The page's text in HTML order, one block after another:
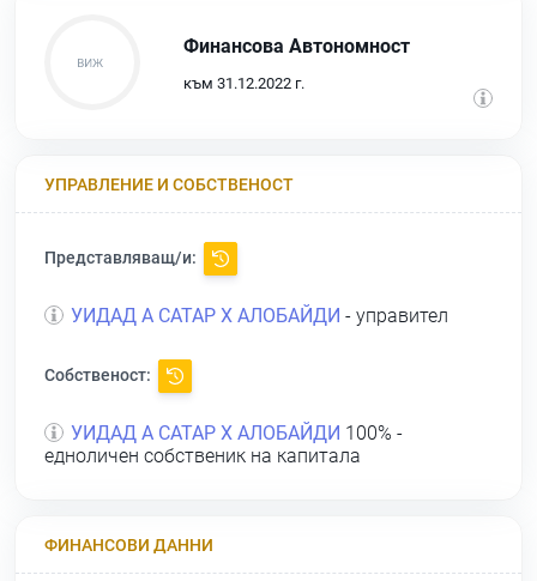
Финансова Автономност
към 31.12.2022 г.
УПРАВЛЕНИЕ И СОБСТВЕНОСТ
Представляващ/и:
УИДАД А САТАР Х АЛОБАЙДИ - управител
Собственост:
УИДАД А САТАР Х АЛОБАЙДИ 100% -
едноличен собственик на капитала
ФИНАНСОВИ ДАННИ